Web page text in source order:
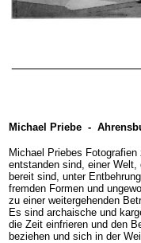
Michael Priebe -
Michael Priebes
entstanden sind, einer
bereit sind, unter
fremden Formen und
zu einer weitergehenden
Es sind archaische und
die Zeit einfrieren und den
beziehen und sich in der